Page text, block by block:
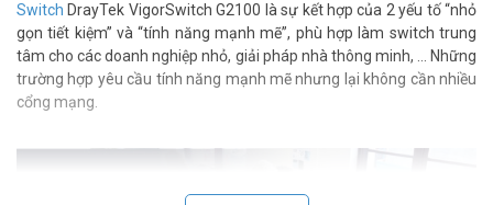
Switch DrayTek VigorSwitch G2100 là sự kết hợp của 2 yếu tố “nhỏ
gọn tiết kiệm” và “tính năng mạnh mẽ”, phù hợp làm switch trung
tâm cho các doanh nghiệp nhỏ, giải pháp nhà thông minh, … Những
trường hợp yêu cầu tính năng mạnh mẽ nhưng lại không cần nhiều
cổng mạng.